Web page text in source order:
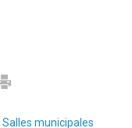
Salles municipales